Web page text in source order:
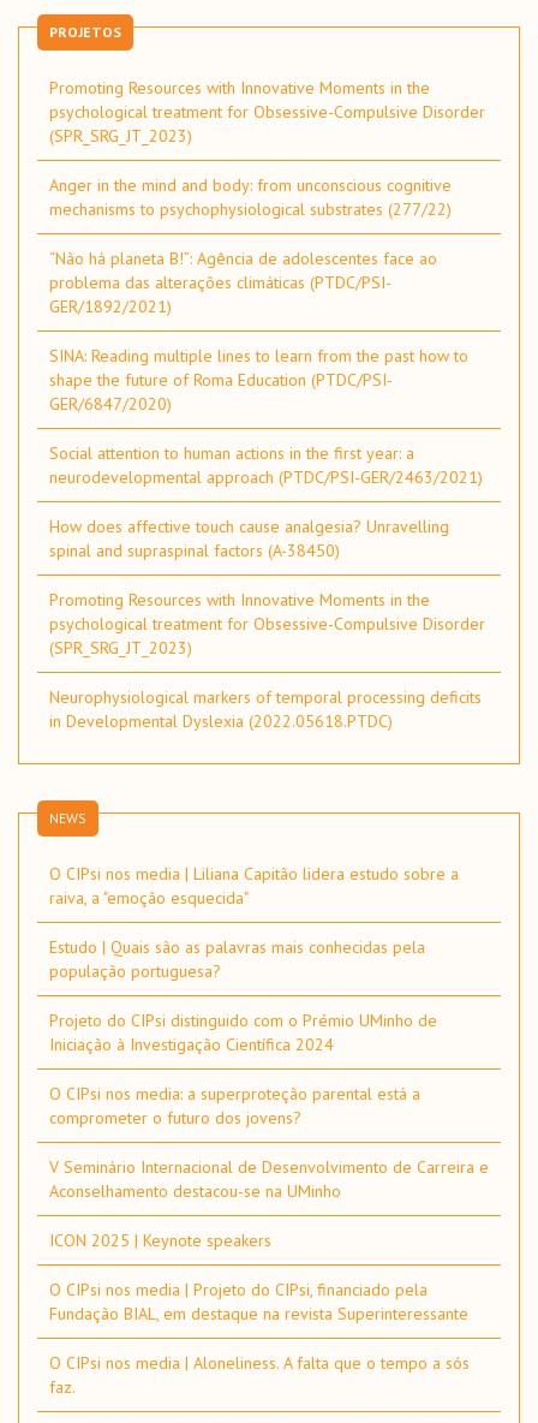
PROJETOS
Promoting Resources with Innovative Moments in the
psychological treatment for Obsessive-Compulsive Disorder
(SPR_SRG_JT_2023)
Anger in the mind and body: from unconscious cognitive
mechanisms to psychophysiological substrates (277/22)
“Não há planeta B!”: Agência de adolescentes face ao
problema das alterações climáticas (PTDC/PSI-
GER/1892/2021)
SINA: Reading multiple lines to learn from the past how to
shape the future of Roma Education (PTDC/PSI-
GER/6847/2020)
Social attention to human actions in the first year: a
neurodevelopmental approach (PTDC/PSI-GER/2463/2021)
How does affective touch cause analgesia? Unravelling
spinal and supraspinal factors (A-38450)
Promoting Resources with Innovative Moments in the
psychological treatment for Obsessive-Compulsive Disorder
(SPR_SRG_JT_2023)
Neurophysiological markers of temporal processing deficits
in Developmental Dyslexia (2022.05618.PTDC)
NEWS
O CIPsi nos media | Liliana Capitão lidera estudo sobre a
raiva, a "emoção esquecida"
Estudo | Quais são as palavras mais conhecidas pela
população portuguesa?
Projeto do CIPsi distinguido com o Prémio UMinho de
Iniciação à Investigação Científica 2024
O CIPsi nos media: a superproteção parental está a
comprometer o futuro dos jovens?
V Seminário Internacional de Desenvolvimento de Carreira e
Aconselhamento destacou-se na UMinho
ICON 2025 | Keynote speakers
O CIPsi nos media | Projeto do CIPsi, financiado pela
Fundação BIAL, em destaque na revista Superinteressante
O CIPsi nos media | Aloneliness. A falta que o tempo a sós
faz.